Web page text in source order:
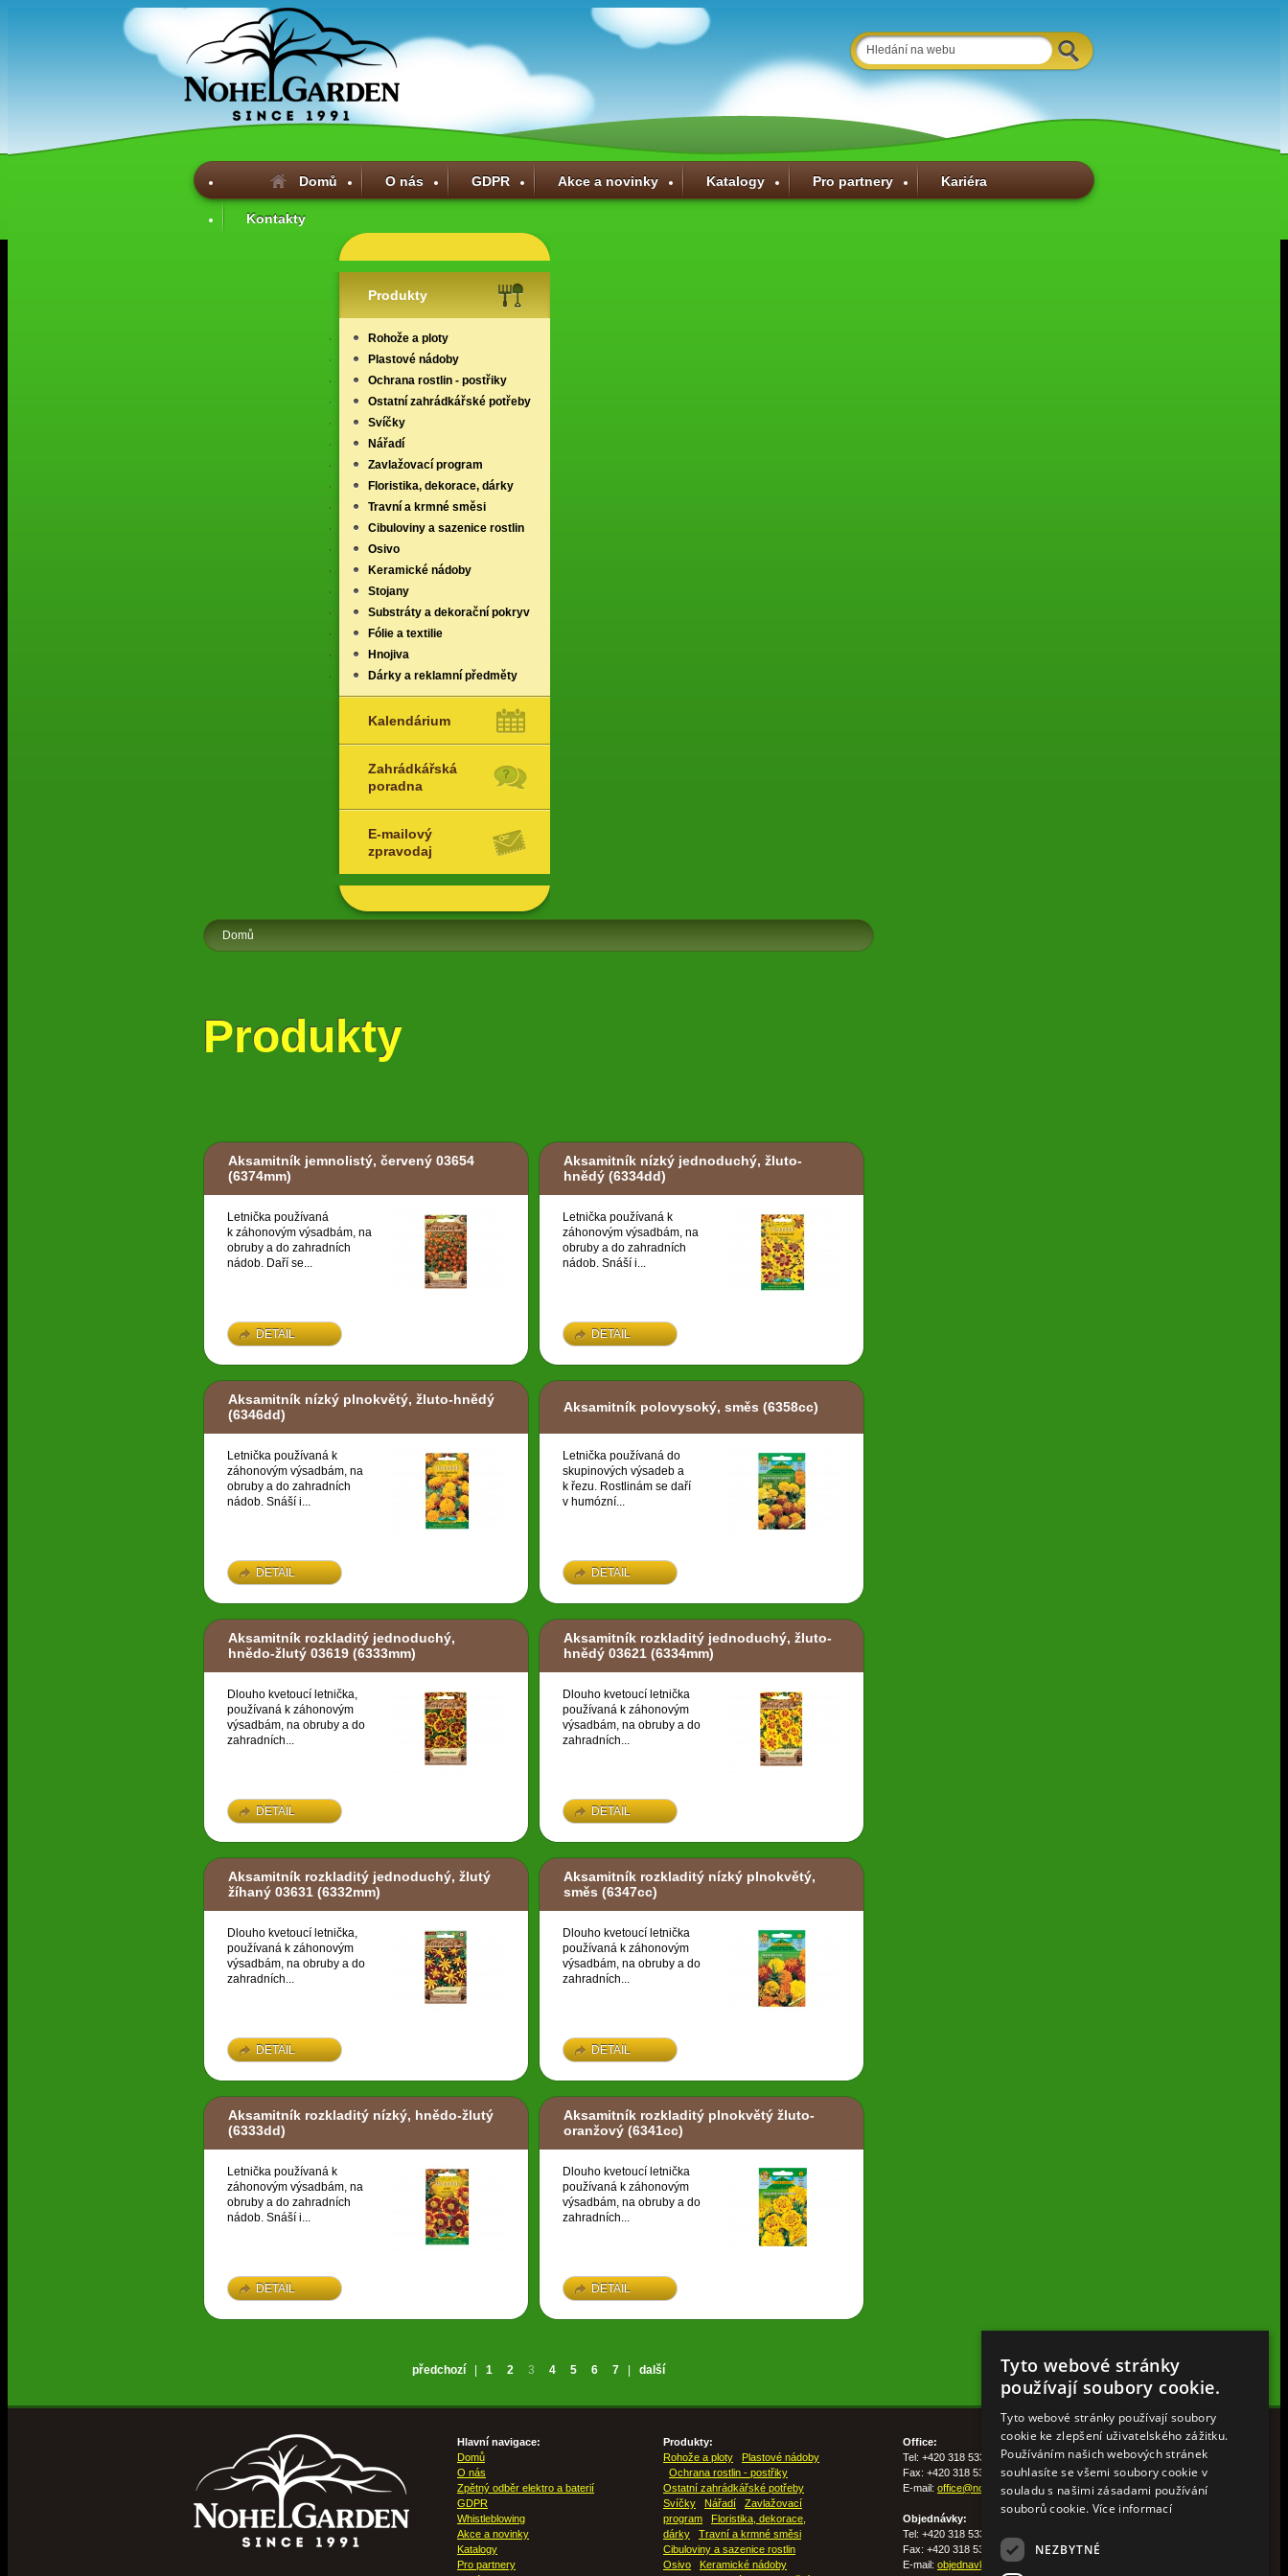
Domů O nás GDPR Akce a novinky Katalogy Pro partnery Kariéra
Kontakty
Produkty
Rohože a ploty
Plastové nádoby
Ochrana rostlin - postřiky
Ostatní zahrádkářské potřeby
Svíčky
Nářadí
Zavlažovací program
Floristika, dekorace, dárky
Travní a krmné směsi
Cibuloviny a sazenice rostlin
Osivo
Keramické nádoby
Stojany
Substráty a dekorační pokryv
Fólie a textilie
Hnojiva
Dárky a reklamní předměty
Kalendárium
Zahrádkářská
poradna
E-mailový
zpravodaj
Domů
Produkty
Aksamitník jemnolistý, červený 03654
(6374mm)
Letnička používaná
k záhonovým výsadbám, na
obruby a do zahradních
nádob. Daří se...
DETAIL
Aksamitník nízký jednoduchý, žluto-
hnědý (6334dd)
Letnička používaná k
záhonovým výsadbám, na
obruby a do zahradních
nádob. Snáší i...
DETAIL
Aksamitník nízký plnokvětý, žluto-hnědý
(6346dd)
Letnička používaná k
záhonovým výsadbám, na
obruby a do zahradních
nádob. Snáší i...
DETAIL
Aksamitník polovysoký, směs (6358cc)
Letnička používaná do
skupinových výsadeb a
k řezu. Rostlinám se daří
v humózní...
DETAIL
Aksamitník rozkladitý jednoduchý,
hnědo-žlutý 03619 (6333mm)
Dlouho kvetoucí letnička,
používaná k záhonovým
výsadbám, na obruby a do
zahradních...
DETAIL
Aksamitník rozkladitý jednoduchý, žluto-
hnědý 03621 (6334mm)
Dlouho kvetoucí letnička
používaná k záhonovým
výsadbám, na obruby a do
zahradních...
DETAIL
Aksamitník rozkladitý jednoduchý, žlutý
žíhaný 03631 (6332mm)
Dlouho kvetoucí letnička,
používaná k záhonovým
výsadbám, na obruby a do
zahradních...
DETAIL
Aksamitník rozkladitý nízký plnokvětý,
směs (6347cc)
Dlouho kvetoucí letnička
používaná k záhonovým
výsadbám, na obruby a do
zahradních...
DETAIL
Aksamitník rozkladitý nízký, hnědo-žlutý
(6333dd)
Letnička používaná k
záhonovým výsadbám, na
obruby a do zahradních
nádob. Snáší i...
DETAIL
Aksamitník rozkladitý plnokvětý žluto-
oranžový (6341cc)
Dlouho kvetoucí letnička
používaná k záhonovým
výsadbám, na obruby a do
zahradních...
DETAIL
předchozí 1 2 3 4 5 6 7 další
Hlavní navigace:
Domů
O nás
Zpětný odběr elektro a baterií
GDPR
Whistleblowing
Akce a novinky
Katalogy
Pro partnery
Produkty:
Rohože a ploty
Plastové nádoby
Ochrana rostlin - postřiky
Ostatní zahrádkářské potřeby
Svíčky
Nářadí
Zavlažovací
program
Floristika, dekorace,
dárky
Travní a krmné směsi
Cibuloviny a sazenice rostlin
Osivo
Keramické nádoby
Office:
Tel: +420 318 533 511
Fax: +420 318 533 513
E-mail: office@nohelgarden.cz
Objednávky:
Tel: +420 318 533 533
Fax: +420 318 533 538
E-mail: objednavky@nohelgarden.cz
Tyto webové stránky
používají soubory cookie.
Tyto webové stránky používají soubory
cookie ke zlepšení uživatelského zážitku.
Používáním našich webových stránek
souhlasíte se všemi soubory cookie v
souladu s našimi zásadami používání
souborů cookie. Více informací
NEZBYTNÉ